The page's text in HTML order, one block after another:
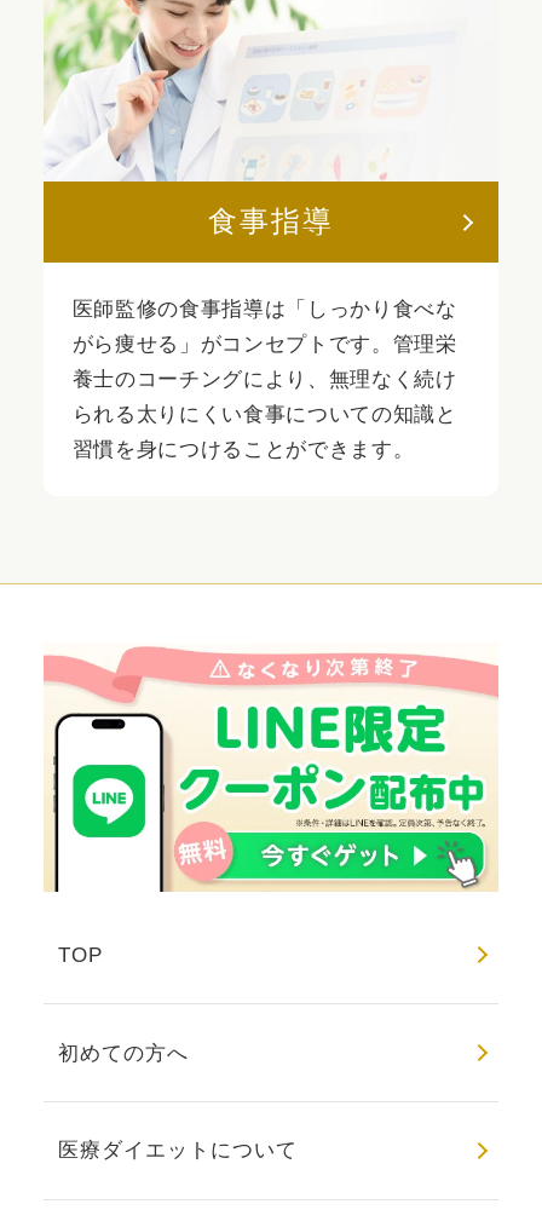
食事指導
医師監修の食事指導は「しっかり食べな
がら痩せる」がコンセプトです。管理栄
養士のコーチングにより、無理なく続け
られる太りにくい食事についての知識と
習慣を身につけることができます。
TOP
初めての方へ
医療ダイエットについて